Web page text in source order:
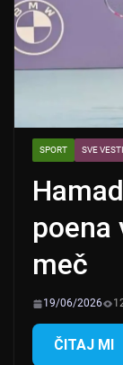
SPORT SVE VESTI
poena
meč
19/06/2026
ČITAJ MI